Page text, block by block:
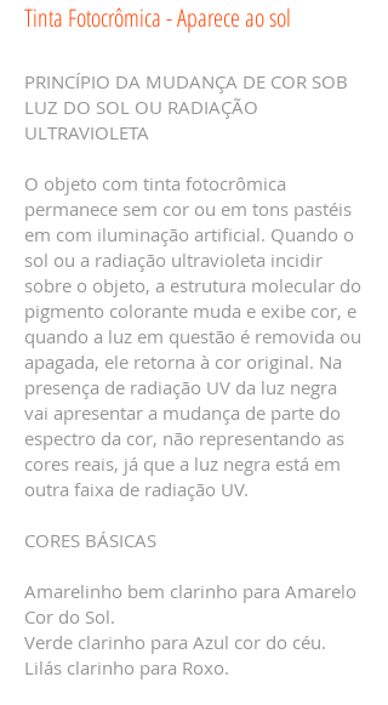
Tinta Fotocrômica - Aparece ao sol
PRINCÍPIO DA MUDANÇA DE COR SOB
LUZ DO SOL OU RADIAÇÃO
ULTRAVIOLETA
O objeto com tinta fotocrômica
permanece sem cor ou em tons pastéis
em com iluminação artificial. Quando o
sol ou a radiação ultravioleta incidir
sobre o objeto, a estrutura molecular do
pigmento colorante muda e exibe cor, e
quando a luz em questão é removida ou
apagada, ele retorna à cor original. Na
presença de radiação UV da luz negra
vai apresentar a mudança de parte do
espectro da cor, não representando as
cores reais, já que a luz negra está em
outra faixa de radiação UV.
CORES BÁSICAS
Amarelinho bem clarinho para Amarelo
Cor do Sol.
Verde clarinho para Azul cor do céu.
Lilás clarinho para Roxo.